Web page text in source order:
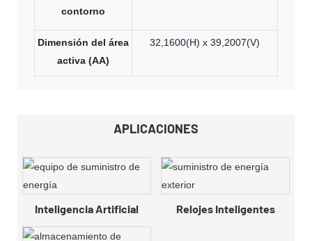
contorno
Dimensión del área
activa (AA)
32,1600(H) x 39,2007(V)
APLICACIONES
Inteligencia Artificial Relojes Inteligentes